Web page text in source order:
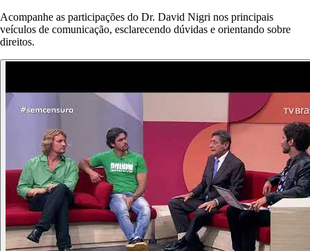
Acompanhe as participações do Dr. David Nigri nos principais
veículos de comunicação, esclarecendo dúvidas e orientando sobre
direitos.